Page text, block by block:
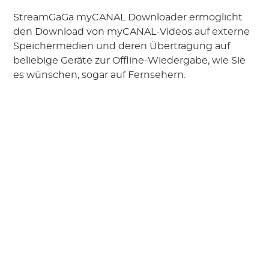
StreamGaGa myCANAL Downloader ermöglicht
den Download von myCANAL-Videos auf externe
Speichermedien und deren Übertragung auf
beliebige Geräte zur Offline-Wiedergabe, wie Sie
es wünschen, sogar auf Fernsehern.